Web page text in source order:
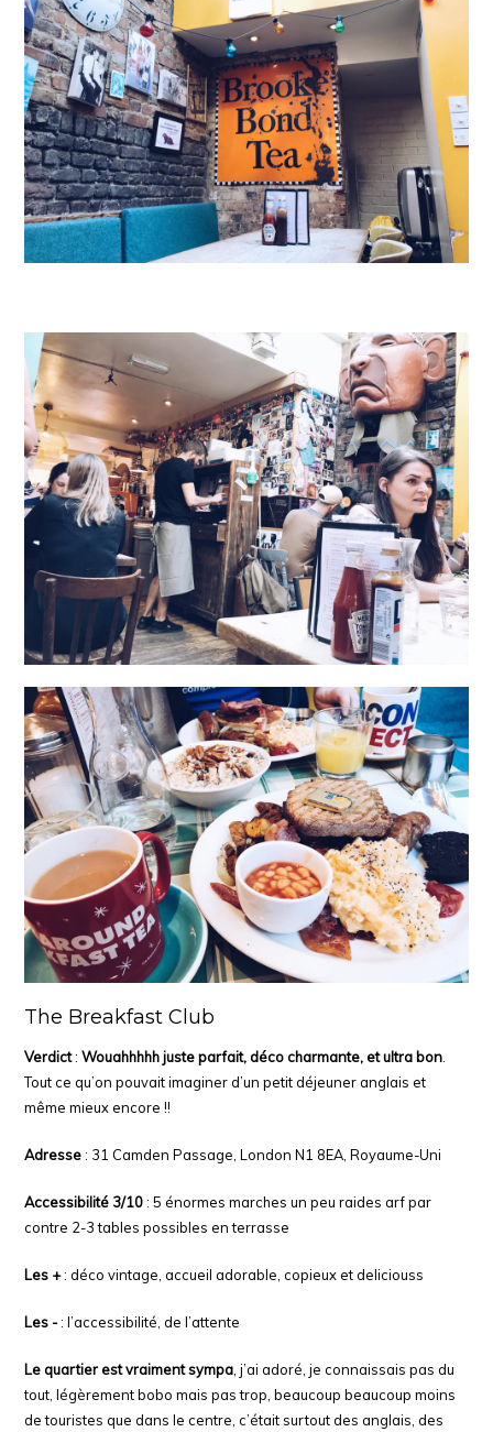
The Breakfast Club
Verdict:Wouahhhhh juste parfait, déco charmante, et ultra bon
Tout ce qu’on pouvait imaginer d’un petit déjeuner anglais et
même mieux encore !!
Adresse: 31 Camden Passage, London N1 8EA, Royaume-Uni
Accessibilité 3/10: 5 énormes marches un peu raides arf par
contre 2-3 tables possibles en terrasse
Les +: déco vintage, accueil adorable, copieux et deliciouss
Les -: l’accessibilité, de l’attente
Le quartier est vraiment sympa , j’ai adoré, je connaissais pas du
tout, légèrement bobo mais pas trop, beaucoup beaucoup moins
de touristes que dans le centre, c’était surtout des anglais, des